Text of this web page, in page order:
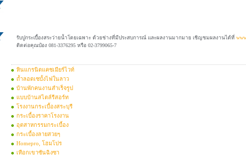
รับปูกระเบื้องสระว่ายน้ำโดยเฉพาะ ด้วยช่างที่มีประสบการณ์ และผลงานมากมาย เชิญชมผลงานได้ที่
ติดต่อคุณป๋อง 081-3376295 หรือ 02-3799065-7
หินแกรนิตแคชเมียร์ไวท์
ถ้ำลอดเซบั้งไฟในลาว
บ้านพักคนงานสำเร็จรูป
แบบบ้านสไตล์รีสอร์ท
โรงงานกระเบื้องสระบุรี
กระเบื้องราคาโรงงาน
อุตสาหกรรมกระเบื้อง
กระเบื้องลายสวยๆ
Homepro, โฮมโปร
เทือกเขาซันฉิงซา